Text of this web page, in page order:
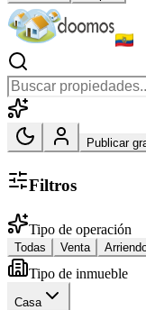
Publicar
Filtros
Tipo de operación
Todas Venta
Tipo de inmueble
Casa